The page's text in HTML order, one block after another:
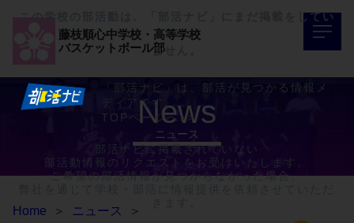
この学校の部活動は、「部活ナビ」にまだ掲載をしてい
ません。
「部活ナビ」は、部活が見つかる情報メ
ディアです。
TOPページへ>>
部活ナビに掲載されていない
部活動情報のリクエストをお受けいたします。
ご希望の部活情報が見つからなかった場合、
藤枝順心中学校・高等学校
バスケットボール部
ニュース
News
Home ＞ ニュース
＞